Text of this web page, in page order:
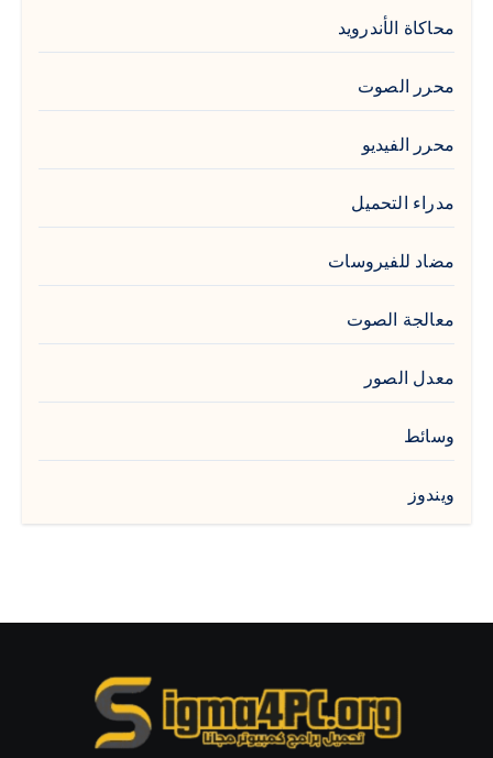
محاكاة الأندرويد
محرر الصوت
محرر الفيديو
مدراء التحميل
مضاد للفيروسات
معالجة الصوت
معدل الصور
وسائط
ويندوز